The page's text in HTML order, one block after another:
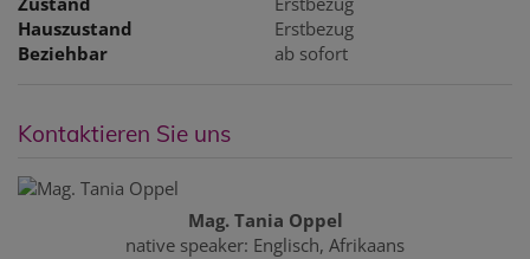
Hauszustand
Erstbezug
Beziehbar
ab sofort
Kontaktieren Sie uns
Mag. Tania Oppel
native speaker: Englisch, Afrikaans